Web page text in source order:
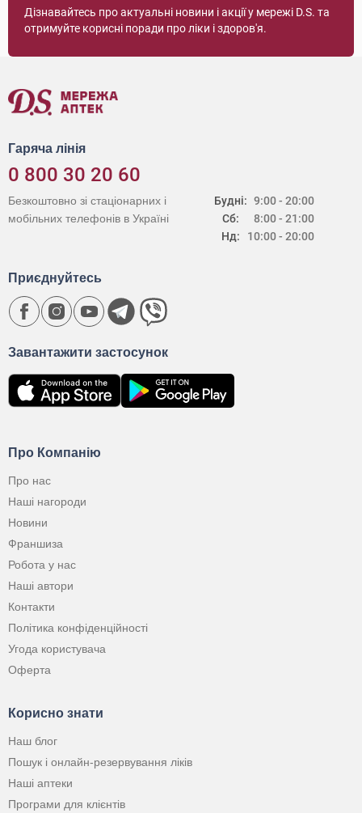
Дізнавайтесь про актуальні новини і акції у мережі D.S. та
отримуйте корисні поради про ліки і здоров'я.
Гаряча лінія
0 800 30 20 60
Будні:
Сб:
Нд:
9:00 - 20:00
8:00 - 21:00
10:00 - 20:00
Безкоштовно зі стаціонарних і
мобільних телефонів в Україні
Про Компанію
Про нас
Наші нагороди
Новини
Франшиза
Робота у нас
Наші автори
Контакти
Політика конфіденційності
Угода користувача
Оферта
Корисно знати
Наш блог
Пошук і онлайн-резервування ліків
Наші аптеки
Програми для клієнтів
Завантажити застосунок
Приєднуйтесь